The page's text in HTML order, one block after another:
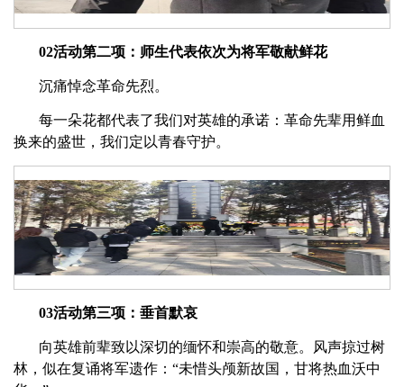
02活动第二项：师生代表依次为将军敬献鲜花
沉痛悼念革命先烈。
每一朵花都代表了我们对英雄的承诺：革命先辈用鲜血
换来的盛世，我们定以青春守护。
03活动第三项：垂首默哀
向英雄前辈致以深切的缅怀和崇高的敬意。风声掠过树
林，似在复诵将军遗作：“未惜头颅新故国，甘将热血沃中